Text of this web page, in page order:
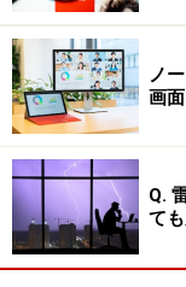
ノ
画
Q.
て